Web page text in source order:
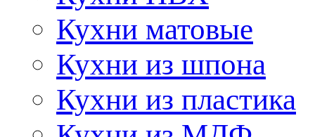
Кухни матовые
Кухни из шпона
Кухни из пластика